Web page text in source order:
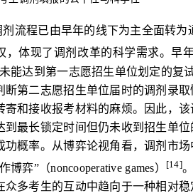
流程已由早年的线下为主全面转
，体现了调剂改革的科学需求。早
能达到第一志愿招生单位划定的
断第二志愿招生单位届时的调剂录
寄和接收报考材料的麻烦。因此，
到最长锁定时间但仍未收到招生单
功概率。从博弈论视角看，调剂市
博弈”（noncooperative games） [14]
众多考生的互动中趋向于一种相对